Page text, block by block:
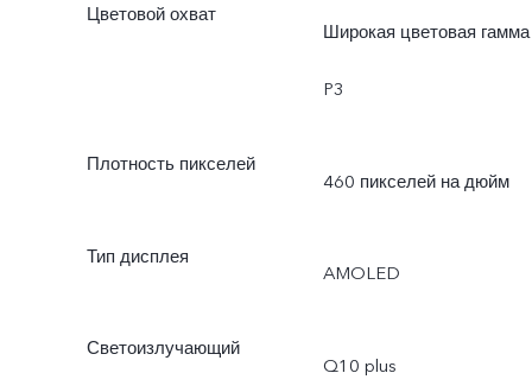
Цветовой охват
Широкая цветовая гамма
P3
Плотность пикселей
460 пикселей на дюйм
Тип дисплея
AMOLED
Светоизлучающий
Q10 plus